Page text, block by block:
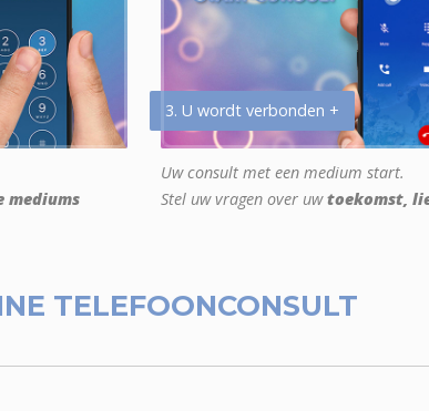
mediums
3. U wordt verbonden +
Uw consult met een medium start.
Stel uw vragen over uwtoekomst,
TELEFOONCONSULT